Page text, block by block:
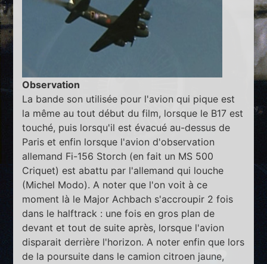
Observation
La bande son utilisée pour l'avion qui pique est
la même au tout début du film, lorsque le B17 est
touché, puis lorsqu'il est évacué au-dessus de
Paris et enfin lorsque l'avion d'observation
allemand Fi-156 Storch (en fait un MS 500
Criquet) est abattu par l'allemand qui louche
(Michel Modo). A noter que l'on voit à ce
moment là le Major Achbach s'accroupir 2 fois
dans le halftrack : une fois en gros plan de
devant et tout de suite après, lorsque l'avion
disparait derrière l'horizon. A noter enfin que lors
de la poursuite dans le camion citroen jaune,